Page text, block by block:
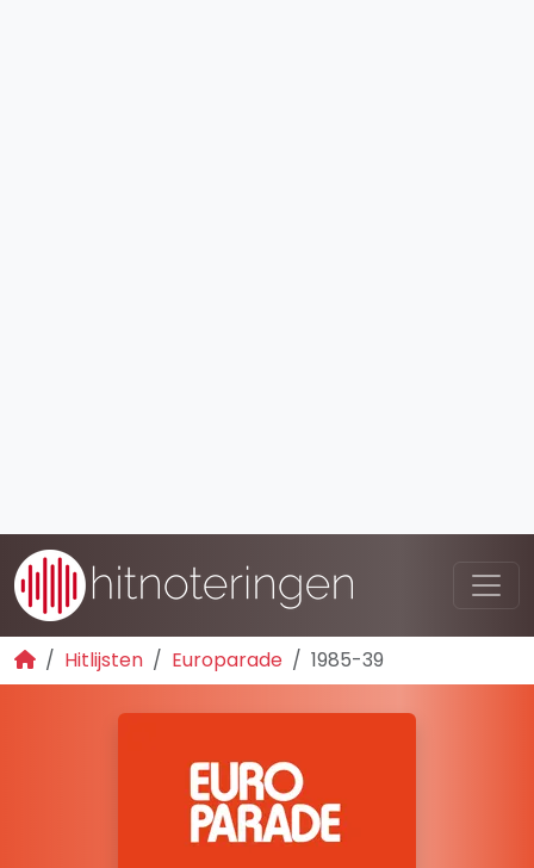
Hitlijsten Europarade 1985-39